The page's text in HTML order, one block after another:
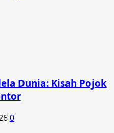
Dunia: Kisah Pojok
0